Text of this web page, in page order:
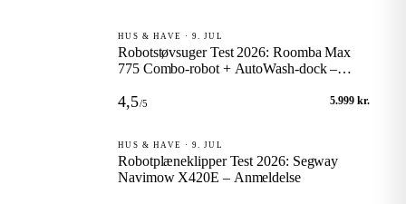
HUS & HAVE · 9. JUL
Robotstøvsuger Test 2026: Roomba Max
775 Combo-robot + AutoWash-dock –
4,5/5 5.999 kr.
HUS & HAVE · 9. JUL
Robotplæneklipper Test 2026: Segway
Navimow X420E – Anmeldelse